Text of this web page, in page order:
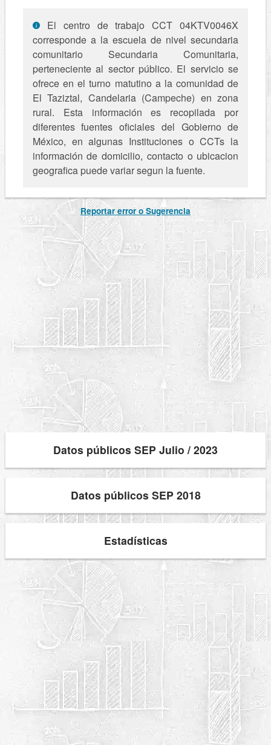
El centro de trabajo CCT 04KTV0046X
corresponde a la escuela de nivel secundaria
comunitario Secundaria Comunitaria,
perteneciente al sector público. El servicio se
ofrece en el turno matutino a la comunidad de
El Taziztal, Candelaria (Campeche) en zona
rural. Esta información es recopilada por
diferentes fuentes oficiales del Gobierno de
México, en algunas Instituciones o CCTs la
información de domicilio, contacto o ubicacion
geografica puede variar segun la fuente.
Reportar error o Sugerencia
Datos públicos SEP Julio / 2023
Datos públicos SEP 2018
Estadísticas